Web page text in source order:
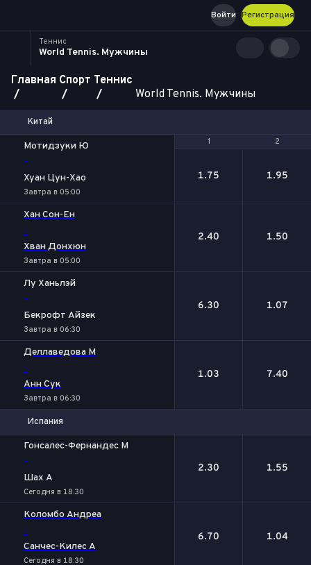
Регистрация
Войти
Теннис
World Tennis. Мужчины
Главная Спорт Теннис
World Tennis. Мужчины
Китай
1 2
Мотидзуки Ю
-
Хуан Цун-Хао
Завтра в 05:00
1 2
1.75 1.95
Хан Сон-Ен
-
Хван Донхюн
Завтра в 05:00
2.40 1.50
Лу Ханьлэй
-
Бекрофт Айзек
Завтра в 06:30
6.30 1.07
Деллаведова М
-
Анн Сук
Завтра в 06:30
1.03 7.40
Испания
Гонсалес-Фернандес М
-
Шах А
Сегодня в 18:30
2.30 1.55
Коломбо Андреа
-
Санчес-Килес А
Сегодня в 18:30
6.70 1.04